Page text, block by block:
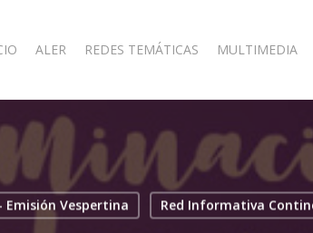
ALER REDES TEMÁTICAS MULTIMEDIA
Emisión Vespertina Red Informativa